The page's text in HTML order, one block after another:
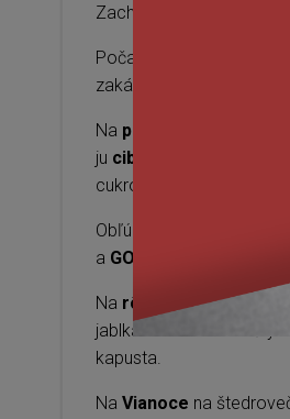
Zachovalo sa veľa
Počas ,
zakáľačkové dobroty ako
Na pôstne dni
ju ciberej
cukrom.
Obľúbenými jedlami
a GOMBOVCE
Na rôzne oslavy,
jablkami zahnuté zo
kapusta.
Na Vianoce na